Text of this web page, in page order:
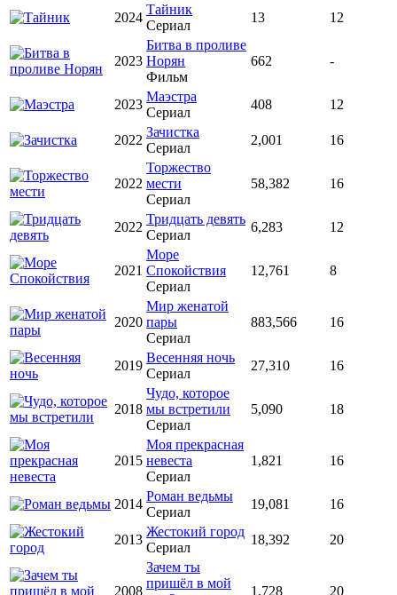
2024
Тайник
Сериал
13 12
2023
Битва в проливе
Норян
Фильм
662 -
2023
Маэстра
Сериал
408 12
2022
Зачистка
Сериал
2,001 16
2022
Торжество
мести
Сериал
58,382 16
2022
Тридцать девять
Сериал
6,283 12
2021
Море
Спокойствия
Сериал
12,761 8
2020
Мир женатой
пары
Сериал
883,566 16
2019
Весенняя ночь
Сериал
27,310 16
2018
Чудо, которое
мы встретили
Сериал
5,090 18
2015
Моя прекрасная
невеста
Сериал
1,821 16
2014
Роман ведьмы
Сериал
19,081 16
2013
Жестокий город
Сериал
18,392 20
2008
Зачем ты
пришёл в мой
1,728 20